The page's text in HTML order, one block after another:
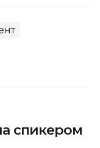
спикером